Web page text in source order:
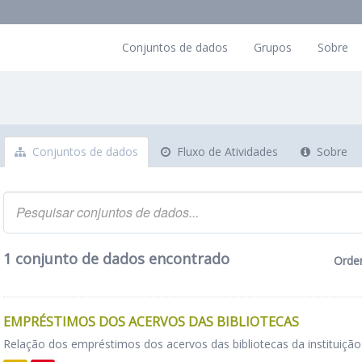
Conjuntos de dados Grupos Sobre
Conjuntos de dados Fluxo de Atividades Sobre
1 conjunto de dados encontrado
EMPRÉSTIMOS DOS ACERVOS DAS BIBLIOTECAS
Relação dos empréstimos dos acervos das bibliotecas da instituição.